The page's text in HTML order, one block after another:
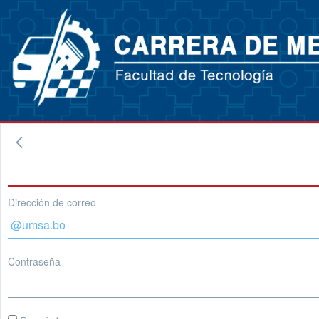
Dirección de correo
Contraseña